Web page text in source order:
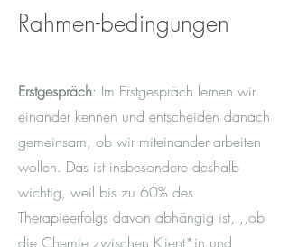
Ausbildungen:
Jugendpsychotherapie (laufend, APG-
IPS Institut für Personzentrierte
Psychotherapie)
Psychotherapeutisches Fachspezifikum
der Personzentrierten Psychotherapie
(laufend, APG-IPS Institut für
Personzentrierte Studien Wien)
Mag.a der Entwicklungsförderung von
Rahmen-bedingungen
Erstgespräch: Im Erstgespräch lernen wir
einander kennen und entscheiden danach
gemeinsam, ob wir miteinander arbeiten
wollen. Das ist insbesondere deshalb
wichtig, weil bis zu 60% des
Therapieerfolgs davon abhängig ist, ,,ob
die Chemie zwischen Klient*in und